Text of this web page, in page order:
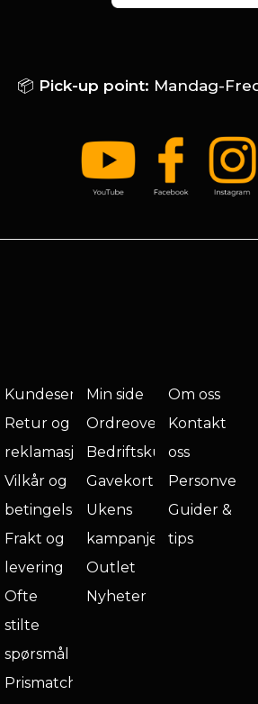
📦 Pick-up point: Mandag-
Kundeservice
Retur og
reklamasjon
Vilkår og
betingelser
Frakt og
levering
Ofte
stilte
spørsmål
Prismatch
Min side
Ordreoversikt
Bedriftskunde
Gavekort
Ukens
kampanje
Outlet
Nyheter
Om oss
Kontakt
oss
Personvern
Guider &
tips